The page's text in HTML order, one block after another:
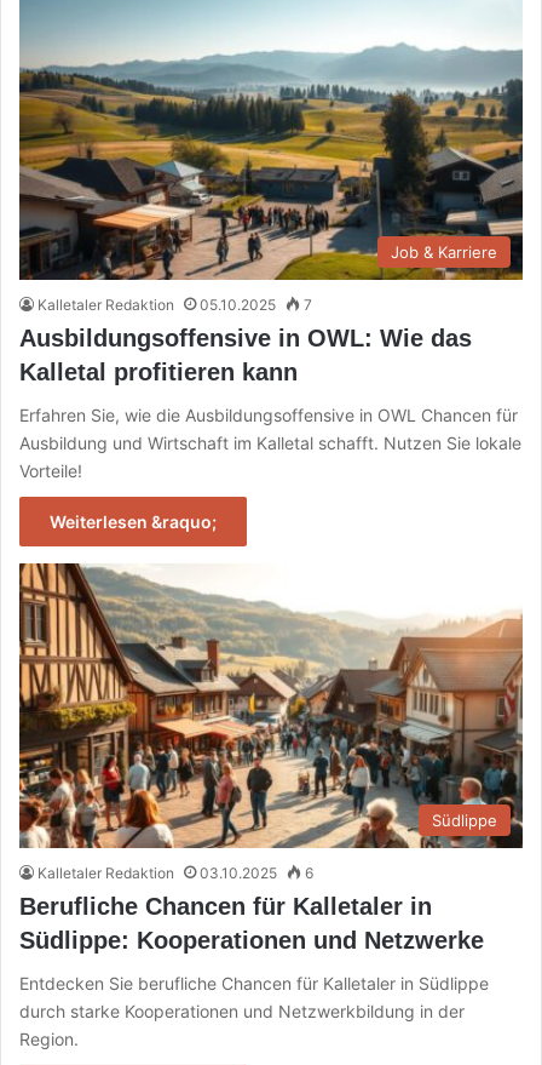
Job & Karriere
Kalletaler Redaktion 05.10.2025 7
Ausbildungsoffensive in OWL: Wie das
Kalletal profitieren kann
Erfahren Sie, wie die Ausbildungsoffensive in OWL Chancen für
Ausbildung und Wirtschaft im Kalletal schafft. Nutzen Sie lokale
Vorteile!
Weiterlesen &raquo;
Südlippe
Kalletaler Redaktion 03.10.2025 6
Berufliche Chancen für Kalletaler in
Südlippe: Kooperationen und Netzwerke
Entdecken Sie berufliche Chancen für Kalletaler in Südlippe
durch starke Kooperationen und Netzwerkbildung in der
Region.